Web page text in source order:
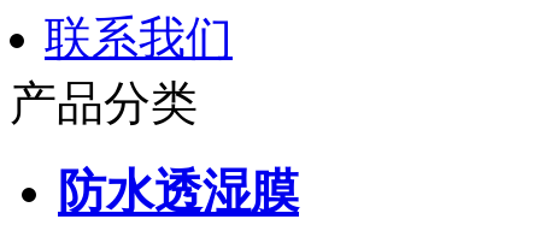
联系我们
产品分类
防水透湿膜